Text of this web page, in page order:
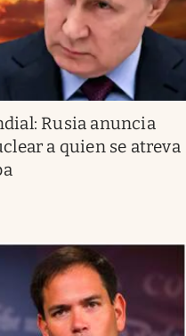
Rusia anuncia
a quien se atreva